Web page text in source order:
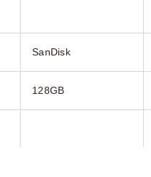
SanDisk
128GB